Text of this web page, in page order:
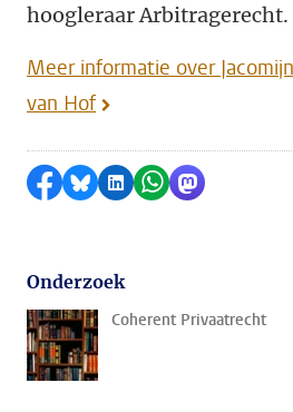
hoogleraar Arbitragerecht.
Meer informatie over
van Hof
Delen op Facebook
Delen via Bluesky
Delen op LinkedIn
Delen via
Delen via
Onderzoek
Coherent Privaatrecht